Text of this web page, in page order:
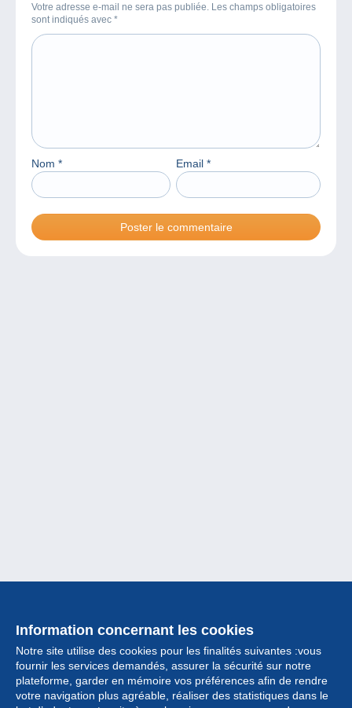
Votre adresse e-mail ne sera pas publiée. Les champs obligatoires
sont indiqués avec *
Nom * Email *
Information concernant les cookies
Notre site utilise des cookies pour les finalités suivantes :vous
fournir les services demandés, assurer la sécurité sur notre
plateforme, garder en mémoire vos préférences afin de rendre
votre navigation plus agréable, réaliser des statistiques dans le